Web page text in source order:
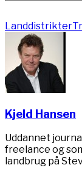
Landdistrikter
Kjeld Hansen
Uddannet
freelance og
landbrug på